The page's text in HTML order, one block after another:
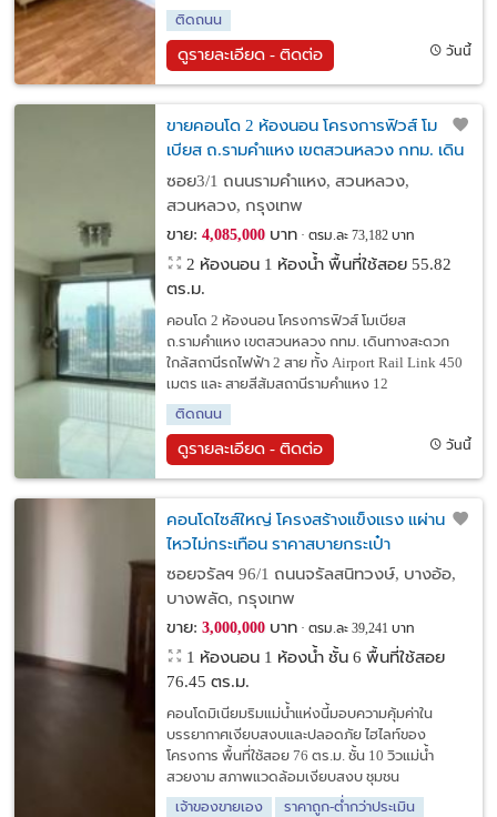
ติดถนน
ดูรายละเอียด - ติดต่อ วันนี้
ขายคอนโด 2 ห้องนอน โครงการฟิวส์ โม
เบียส ถ.รามคำแหง เขตสวนหลวง กทม. เดิน
ทางสะดวก ใกล้สถานีรถไฟฟ้า Airport Rail
Link รามคำแหง
ซอย3/1 ถนนรามคำแหง, สวนหลวง,
สวนหลวง, กรุงเทพ
ขาย: 4,085,000บาท ตรม.ละ 73,182 บาท
2 ห้องนอน 1 ห้องน้ำ พื้นที่ใช้สอย 55.82
ตร.ม.
คอนโด 2 ห้องนอน โครงการฟิวส์ โมเบียส
ถ.รามคำแหง เขตสวนหลวง กทม. เดินทางสะดวก
ใกล้สถานีรถไฟฟ้า 2 สาย ทั้ง Airport Rail Link 450
เมตร และ สายสีส้มสถานีรามคำแหง 12
ติดถนน
ดูรายละเอียด - ติดต่อ วันนี้
คอนโดไซส์ใหญ่ โครงสร้างแข็งแรง แผ่านดิน
ไหวไม่กระเทือน ราคาสบายกระเป๋า
ซอยจรัลฯ 96/1 ถนนจรัลสนิทวงษ์, บางอ้อ,
บางพลัด, กรุงเทพ
ขาย: 3,000,000บาท ตรม.ละ 39,241 บาท
1 ห้องนอน 1 ห้องน้ำ ชั้น 6 พื้นที่ใช้สอย
76.45 ตร.ม.
คอนโดมิเนียมริมแม่น้ำแห่งนี้มอบความคุ้มค่าใน
บรรยากาศเงียบสงบและปลอดภัย ไฮไลท์ของ
โครงการ พื้นที่ใช้สอย 76 ตร.ม. ชั้น 10 วิวแม่น้ำ
สวยงาม สภาพแวดล้อมเงียบสงบ ชุมชน
เจ้าของขายเอง
ราคาถูก-ต่ำกว่าประเมิน